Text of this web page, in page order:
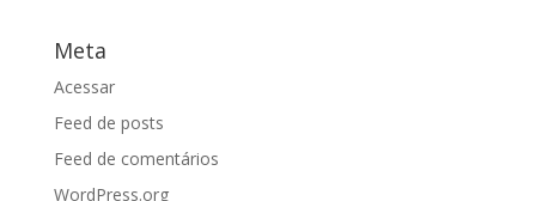
Meta
Acessar
Feed de posts
Feed de comentários
WordPress.org